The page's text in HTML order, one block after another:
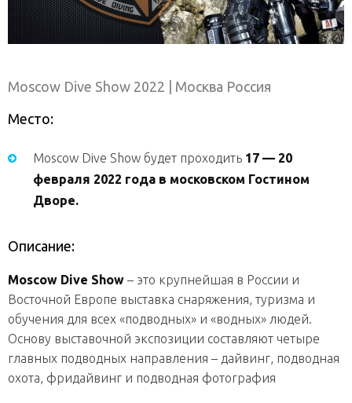
Moscow Dive Show 2022 | Москва Россия
Место:
Moscow Dive Show будет проходить 17 — 20
февраля 2022 года в московском Гостином
Дворе.
Описание:
Moscow Dive Show – это крупнейшая в России и
Восточной Европе выставка снаряжения, туризма и
обучения для всех «подводных» и «водных» людей.
Основу выставочной экспозиции составляют четыре
главных подводных направления – дайвинг, подводная
охота, фридайвинг и подводная фотография